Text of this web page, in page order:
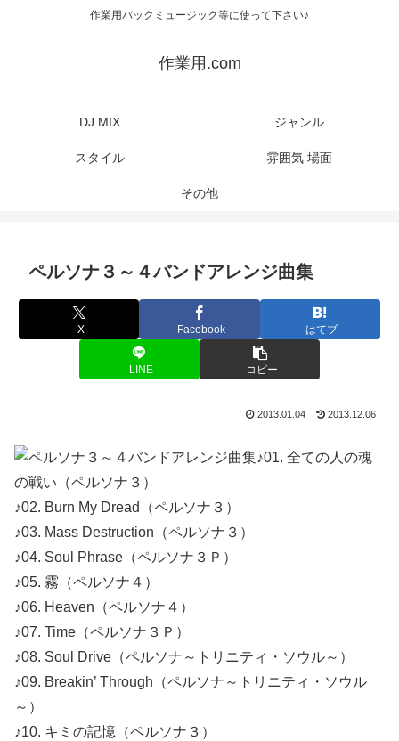
作業用バックミュージック等に使って下さい♪
作業用.com
DJ MIX ジャンル
スタイル 雰囲気 場面
その他
ペルソナ３～４バンドアレンジ曲集
X Facebook はてブ
LINE コピー
2013.01.04 2013.12.06
♪01. 全ての人の魂
の戦い（ペルソナ３）
♪02. Burn My Dread（ペルソナ３）
♪03. Mass Destruction（ペルソナ３）
♪04. Soul Phrase（ペルソナ３Ｐ）
♪05. 霧（ペルソナ４）
♪06. Heaven（ペルソナ４）
♪07. Time（ペルソナ３Ｐ）
♪08. Soul Drive（ペルソナ～トリニティ・ソウル～）
♪09. Breakin’ Through（ペルソナ～トリニティ・ソウル
～）
♪10. キミの記憶（ペルソナ３）